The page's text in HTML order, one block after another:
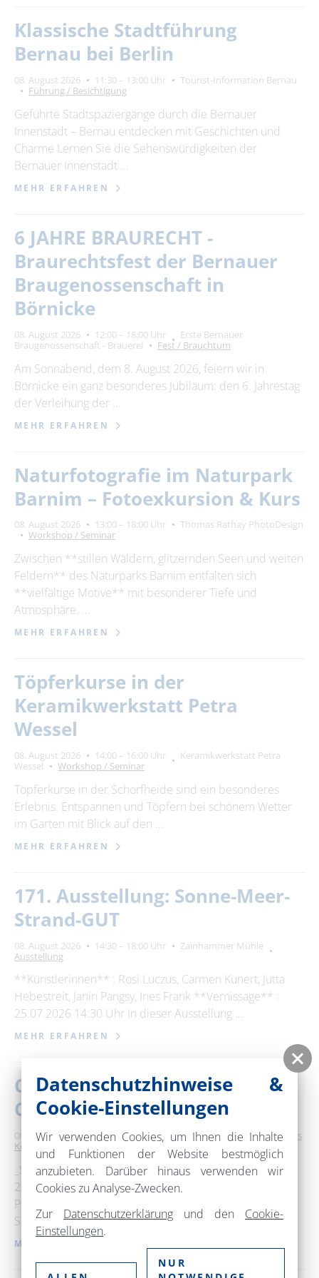
Klassische Stadtführung
Bernau bei Berlin
08. August 2026 11:30 – 13:00 Uhr
Tourist-Information Bernau
Führung / Besichtigung
Geführte Stadtspaziergänge durch die Bernauer
Innenstadt – Bernau entdecken mit Geschichten und
Charme Lernen Sie die Sehenswürdigkeiten der
Bernauer Innenstadt …
MEHR ERFAHREN
6 JAHRE BRAURECHT -
Braurechtsfest der Bernauer
Braugenossenschaft in
Börnicke
08. August 2026 12:00 – 18:00 Uhr
Erste Bernauer
Braugenossenschaft - Brauerei
Fest / Brauchtum
Am Sonnabend, dem 8. August 2026, feiern wir in
Börnicke ein ganz besonderes Jubiläum: den 6. Jahrestag
der Verleihung der …
MEHR ERFAHREN
Naturfotografie im Naturpark
Barnim – Fotoexkursion & Kurs
08. August 2026 13:00 – 18:00 Uhr
Thomas Rathay PhotoDesign
Workshop / Seminar
Zwischen **stillen Wäldern, glitzernden Seen und weiten
Feldern** des Naturparks Barnim entfalten sich
**vielfältige Motive** mit besonderer Tiefe und
Atmosphäre. …
MEHR ERFAHREN
Töpferkurse in der
Keramikwerkstatt Petra
Wessel
08. August 2026 14:00 – 16:00 Uhr
Keramikwerkstatt Petra
Wessel
Workshop / Seminar
Töpferkurse in der Schorfheide sind ein besonderes
Erlebnis. Entspannen und Töpfern bei schönem Wetter
im Garten mit Blick auf den …
MEHR ERFAHREN
171. Ausstellung: Sonne-Meer-
Strand-GUT
08. August 2026 14:30 – 18:00 Uhr
Zainhammer Mühle
Ausstellung
**Künstlerinnen** : Rosi Luczus, Carmen Kunert, Jutta
Hebestreit, Janin Pangsy, Ines Frank **Vernissage** :
25.07.2026 14:30 Uhr In dieser Ausstellung …
MEHR ERFAHREN
Choriner Musiksommer - 2.
Choriner Europa-Konzert
08. August 2026 15:00 – 17:00 Uhr Kloster Chorin
Klassisches
Konzert / Oper
_Samstag, 08.08.2026_ _2. Choriner Europa-Konzert
2026_ _Philharmonisches Orchester Szczecin_
Przemyslaw Neumann • Dirigent Mieczysław Karłowicz •
Serenade for Strings; Mieczysław …
MEHR ERFAHREN
Datenschutzhinweise &
Cookie-Einstellungen
Wir verwenden Cookies, um Ihnen die Inhalte
und Funktionen der Website bestmöglich
anzubieten. Darüber hinaus verwenden wir
Cookies zu Analyse-Zwecken.
Zur Datenschutzerklärung und den Cookie-
Einstellungen.
NUR